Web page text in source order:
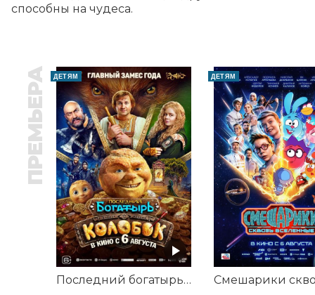
способны на чудеса.
ПРЕМЬЕРА ДЕТЯМ
Последний богатырь. Колобок
ДЕТЯМ